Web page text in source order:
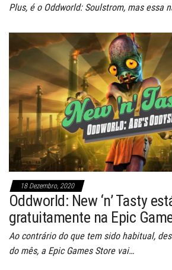
Plus, é o Oddworld: Soulstrom, mas essa
18 Dezembro, 2020
Oddworld: New ‘n’ Tasty
gratuitamente na Epic
Ao contrário do que tem sido habitual,
do mês, a Epic Games Store vai…